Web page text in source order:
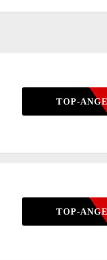
TOP-
TOP-